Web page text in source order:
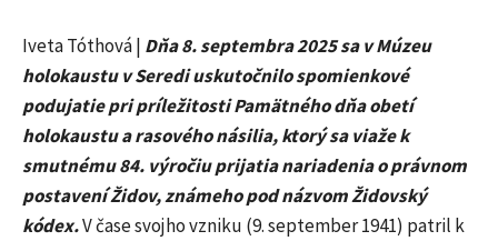
Iveta Tóthová | Dňa 8. septembra 2025 sa v Múzeu
holokaustu v Seredi uskutočnilo spomienkové
podujatie pri príležitosti Pamätného dňa obetí
holokaustu a rasového násilia, ktorý sa viaže k
smutnému 84. výročiu prijatia nariadenia o právnom
postavení Židov, známeho pod názvom Židovský
kódex.V čase svojho vzniku (9. september 1941) patril k